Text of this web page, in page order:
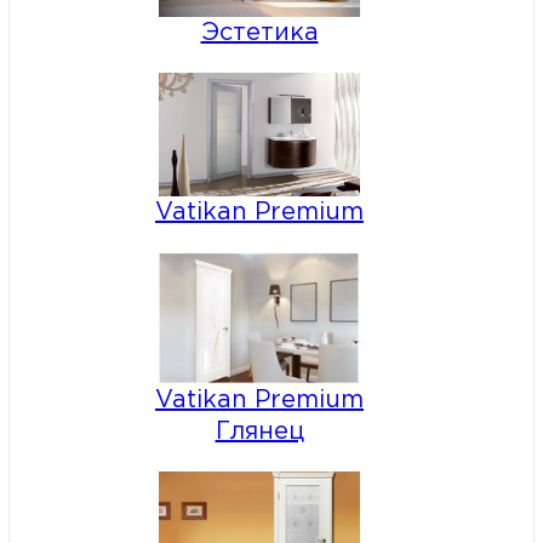
Эстетика
Vatikan Premium
Vatikan Premium
Глянец